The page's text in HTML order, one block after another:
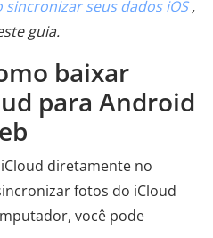
sincronizar seus dados iOS,
guia.
baixar
para Android
diretamente no
fotos do iCloud
você pode